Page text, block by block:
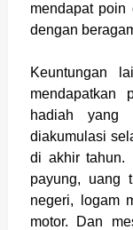
mendapat poin
dengan
Keuntungan
mendapatkan
hadiah yang
diakumulasi
di akhir tahun.
payung, uang
negeri, logam
motor. Dan